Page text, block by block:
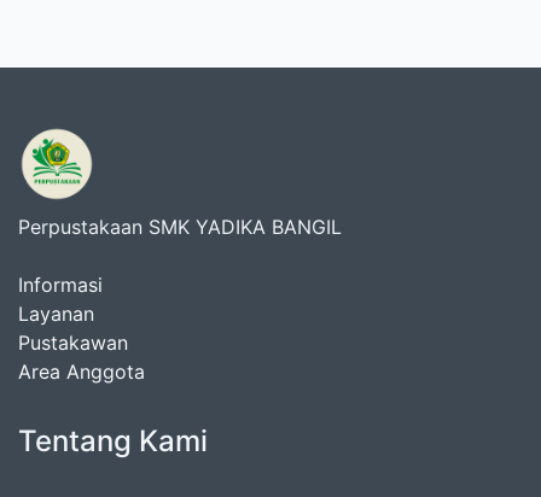
Perpustakaan SMK YADIKA BANGIL
Informasi
Layanan
Pustakawan
Area Anggota
Tentang Kami